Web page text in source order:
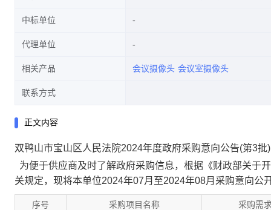
中标单位
代理单位
相关产品 会议摄像头 会议室摄像头
联系方式
正文内容
双鸭山市宝山区人民法院2024年度政府采购意向公告(第3批)
为便于供应商及时了解政府采购信息，根据《财政部关于
关规定，现将本单位2024年07月至2024年08月采购意向公
序号 采购项目名称 采购需